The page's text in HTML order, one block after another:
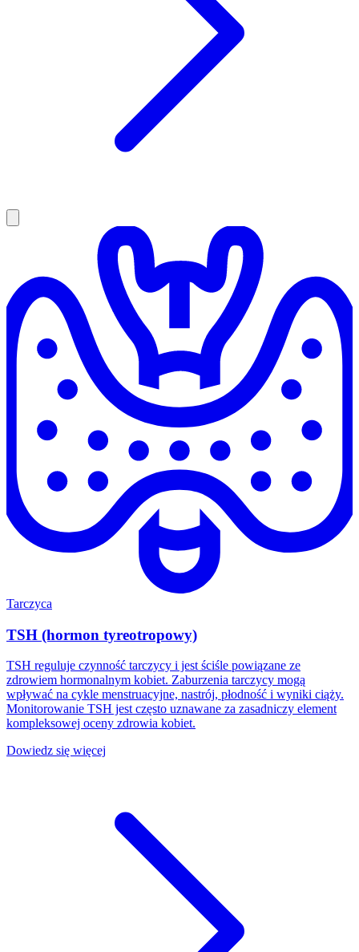
Tarczyca
TSH (hormon tyreotropowy)
TSH reguluje czynność tarczycy i jest ściśle powiązane ze
zdrowiem hormonalnym kobiet. Zaburzenia tarczycy mogą
wpływać na cykle menstruacyjne, nastrój, płodność i wyniki ciąży.
Monitorowanie TSH jest często uznawane za zasadniczy element
kompleksowej oceny zdrowia kobiet.
Dowiedz się więcej